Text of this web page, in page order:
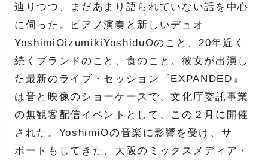
辿りつつ、まだあまり語られていない話を中心
に伺った。ピアノ演奏と新しいデュオ
YoshimiOizumikiYoshiduOのこと、20年近く
続くブランドのこと、食のこと。彼女が出演し
た最新のライブ・セッション『EXPANDED』
は音と映像のショーケースで、⽂化庁委託事業
の無観客配信イベントとして、この２月に開催
された。YoshimiOの音楽に影響を受け、サ
ポートもしてきた、大阪のミックスメディア・